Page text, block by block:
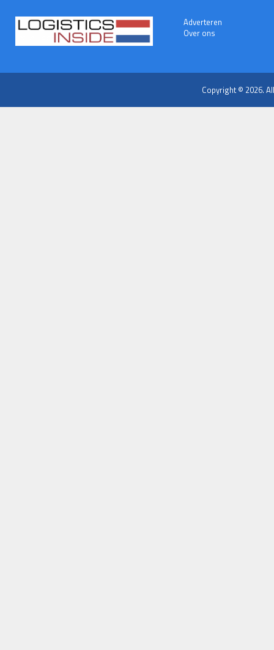
Adverteren
Over ons
Copyright © 2026.